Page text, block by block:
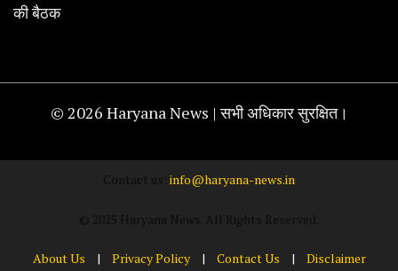
की बैठक
© 2026 Haryana News | सभी अधिकार सुरक्षित।
info@haryana-news.in
About Us | Privacy Policy | Contact Us | Disclaimer